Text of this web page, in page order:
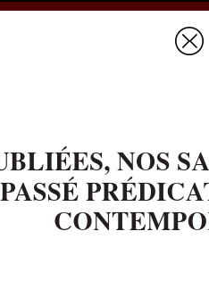
Prices & Ordering
this issue